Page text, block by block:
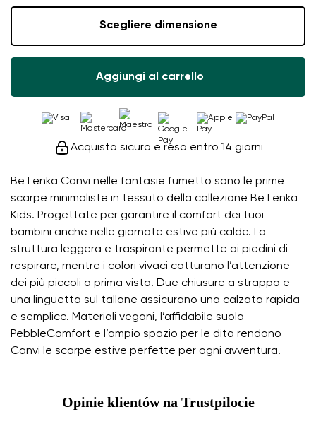
Be Lenka Canvi nelle fantasie fumetto sono le prime
scarpe minimaliste in tessuto della collezione Be Lenka
Kids. Progettate per garantire il comfort dei tuoi
bambini anche nelle giornate estive più calde. La
struttura leggera e traspirante permette ai piedini di
respirare, mentre i colori vivaci catturano l’attenzione
dei più piccoli a prima vista. Due chiusure a strappo e
una linguetta sul tallone assicurano una calzata rapida
e semplice. Materiali vegani, l’affidabile suola
PebbleComfort e l’ampio spazio per le dita rendono
Canvi le scarpe estive perfette per ogni avventura.
Scegliere dimensione
Aggiungi al carrello
Acquisto sicuro e reso entro 14 giorni
Opinie klientów na Trustpilocie